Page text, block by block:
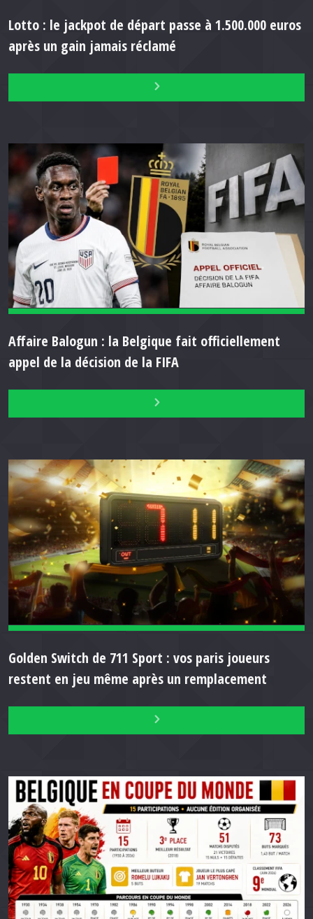
Lotto : le jackpot de départ passe à 1.500.000 euros
après un gain jamais réclamé
Affaire Balogun : la Belgique fait officiellement
appel de la décision de la FIFA
Golden Switch de 711 Sport : vos paris joueurs
restent en jeu même après un remplacement